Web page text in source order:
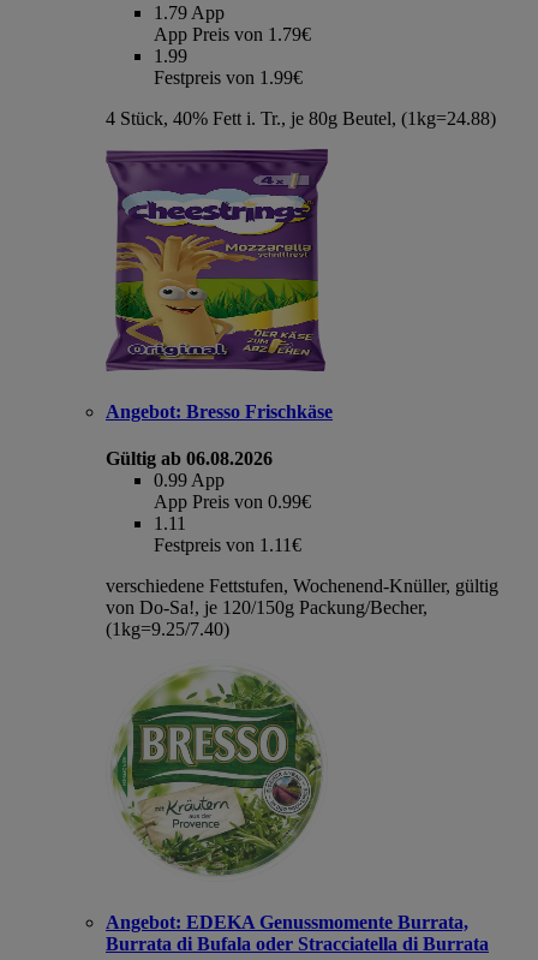
1.79 App
App Preis von 1.79€
1.99
Festpreis von 1.99€
4 Stück, 40% Fett i. Tr., je 80g Beutel, (1kg=24.88)
Angebot: Bresso Frischkäse
Gültig ab 06.08.2026
0.99 App
App Preis von 0.99€
1.11
Festpreis von 1.11€
verschiedene Fettstufen, Wochenend-Knüller, gültig
von Do-Sa!, je 120/150g Packung/Becher,
(1kg=9.25/7.40)
Angebot: EDEKA Genussmomente Burrata,
Burrata di Bufala oder Stracciatella di Burrata